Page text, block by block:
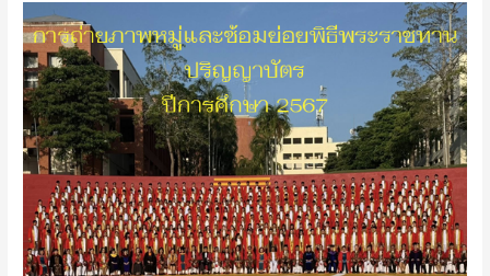
ภาพ
การ
ถ่าย
ภาพ
หมู่
และ
ซ้อม
ย่อย
พิธี
พระราชทาน
ปริญญา